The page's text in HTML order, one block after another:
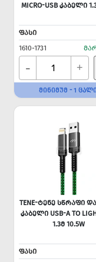
MICRO-USB ᲙᲐᲑᲔᲚᲘ
ᲤᲐᲡᲘ
1610-1731
- +
ᲛᲘᲜᲘᲛᲣᲛ - 1
TENE-ᲢᲔᲜᲔ ᲡᲬᲠᲐᲤᲘ
ᲙᲐᲑᲔᲚᲘ USB-A TO
1.3Მ 10.5W
ᲤᲐᲡᲘ